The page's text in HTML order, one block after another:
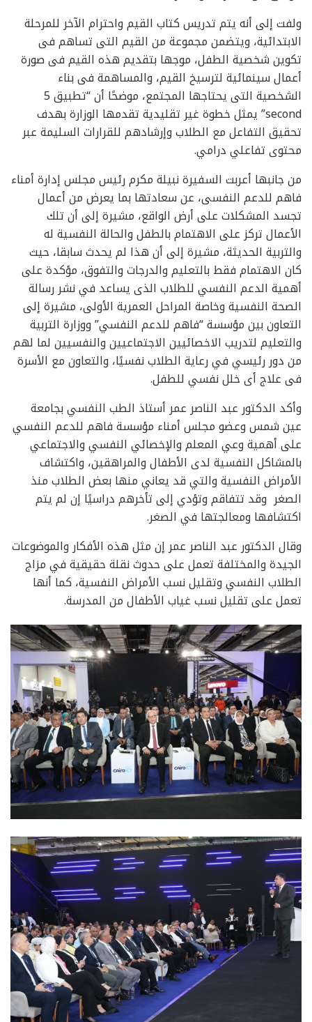
ولفت إلى أنه يتم تدريس كتاب القيم واحترام الآخر للمرحلة
الابتدائية، ويتضمن مجموعة من القيم التى تساهم فى
تكوين شخصية الطفل، موجها بتقديم هذه القيم فى صورة
أعمال سينمائية لترسيخ القيم، والمساهمة فى بناء
الشخصية التى يحتاجها المجتمع، موضحًا أن “تطبيق 5
second” يمثل خطوة غير تقليدية تقدمها الوزارة بهدف
تحقيق التفاعل مع الطلاب وإرشادهم للقرارات السليمة عبر
محتوى تفاعلي درامي.
من جانبها أعربت السفيرة نبيلة مكرم رئيس مجلس إدارة أمناء
فاهم للدعم النفسى، عن سعادتها بما يعرض من أعمال
تجسد المشكلات على أرض الواقع، مشيرة إلى أن تلك
الأعمال تركز على الاهتمام بالطفل والحالة النفسية له
والتربية الحديثة، مشيرة إلى أن هذا لم يحدث سابقا، حيث
كان الاهتمام فقط بالتعليم والدرجات والتفوق، مؤكدة على
أهمية الدعم النفسي للطلاب الذى يساعد في نشر رسالة
الصحة النفسية وخاصة المراحل العمرية الأولى، مشيرة إلى
التعاون بين مؤسسة “فاهم للدعم النفسي” ووزارة التربية
والتعليم لتدريب الاخصائيين الاجتماعيين والنفسيين لما لهم
من دور رئيسي في رعاية الطلاب نفسيًا، والتعاون مع الأسرة
فى علاج أى خلل نفسي للطفل.
وأكد الدكتور عبد الناصر عمر أستاذ الطب النفسي بجامعة
عين شمس وعضو مجلس أمناء مؤسسة فاهم للدعم النفسي
على أهمية وعي المعلم والإخصائي النفسي والاجتماعي
بالمشاكل النفسية لدى الأطفال والمراهقين، واكتشاف
الأمراض النفسية والتي قد يعاني منها بعض الطلاب منذ
الصغر وقد تتفاقم وتؤدي إلى تأخرهم دراسيًا إن لم يتم
اكتشافها ومعالجتها في الصغر.
وقال الدكتور عبد الناصر عمر إن مثل هذه الأفكار والموضوعات
الجيدة والمختلفة تعمل على حدوث نقلة حقيقية في مزاج
الطلاب النفسي وتقليل نسب الأمراض النفسية، كما أنها
تعمل على تقليل نسب غياب الأطفال من المدرسة.